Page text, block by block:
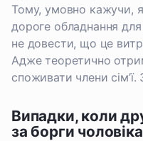
Тому, умовно кажучи,
дороге обладнання
не довести, що це
Адже теоретично
споживати члени
Випадки, коли
за борги чоловіка